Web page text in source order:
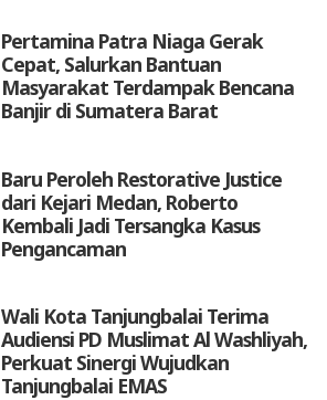
Pertamina Patra Niaga Gerak
Cepat, Salurkan Bantuan
Masyarakat Terdampak Bencana
Banjir di Sumatera Barat
Baru Peroleh Restorative Justice
dari Kejari Medan, Roberto
Kembali Jadi Tersangka Kasus
Pengancaman
Wali Kota Tanjungbalai Terima
Audiensi PD Muslimat Al Washliyah,
Perkuat Sinergi Wujudkan
Tanjungbalai EMAS